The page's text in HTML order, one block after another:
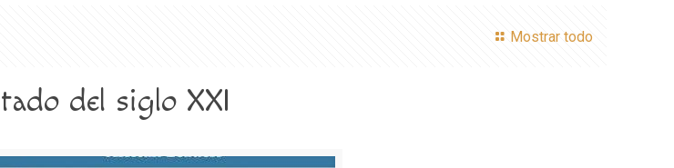
Mostrar todo
del siglo XXI